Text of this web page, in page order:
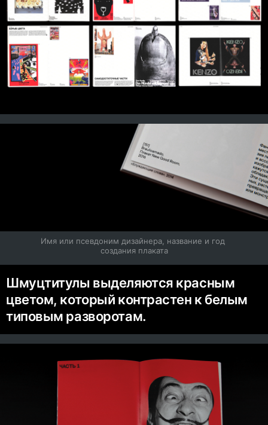
Имя или псевдоним дизайнера, название и год
создания плаката
Шмуцтитулы выделяются красным
цветом, который контрастен к белым
типовым разворотам.